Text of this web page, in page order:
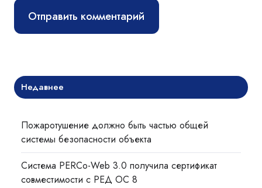
Недавнее
Пожаротушение должно быть частью общей
системы безопасности объекта
Система PERCo-Web 3.0 получила сертификат
совместимости с РЕД ОС 8